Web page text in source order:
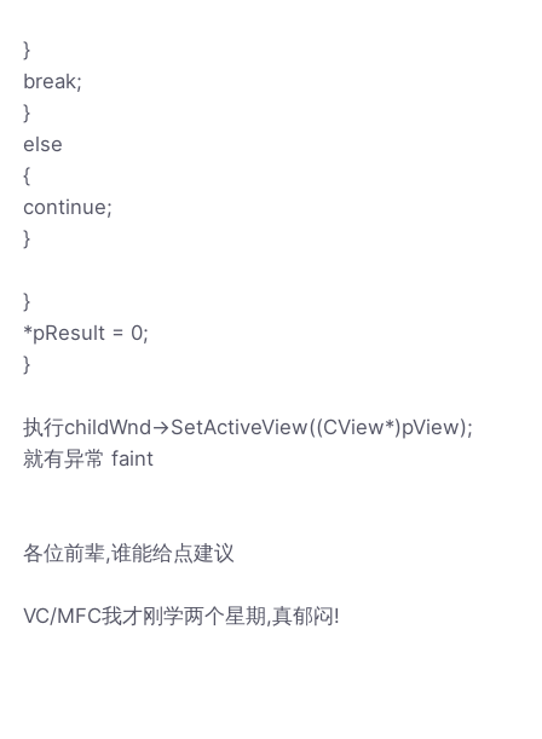
}
break;
}
else
{
continue;
}
}
*pResult = 0;
}
执行childWnd->SetActiveView((CView*)pView);
就有异常 faint
各位前辈,谁能给点建议
VC/MFC我才刚学两个星期,真郁闷!